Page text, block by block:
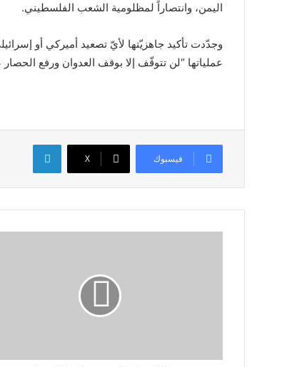
اليمن، وانتصاراً لمظلومية الشعب الفلسطيني.
وجدّدت تأكيد جاهزيّتها لأيّ تصعيد أميركي أو
عملياتها “لن تتوقّف إلا بوقف العدوان ورفع
فيسبوك X
لينكدإن